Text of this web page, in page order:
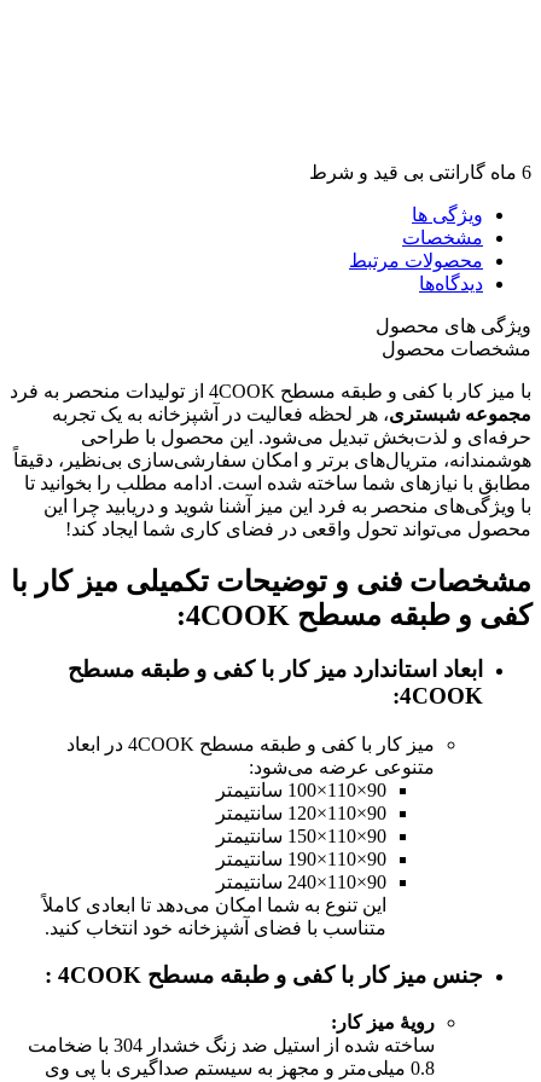
6 ماه گارانتی بی قید و شرط
ویژگی ها
مشخصات
محصولات مرتبط
دیدگاه‌ها
ویژگی های محصول
مشخصات محصول
با میز کار با کفی و طبقه مسطح 4COOK از تولیدات منحصر به فرد
مجموعه شبستری، هر لحظه فعالیت در آشپزخانه به یک تجربه
حرفه‌ای و لذت‌بخش تبدیل می‌شود. این محصول با طراحی
هوشمندانه، متریال‌های برتر و امکان سفارشی‌سازی بی‌نظیر، دقیقاً
مطابق با نیازهای شما ساخته شده است. ادامه مطلب را بخوانید تا
با ویژگی‌های منحصر به فرد این میز آشنا شوید و دریابید چرا این
محصول می‌تواند تحول واقعی در فضای کاری شما ایجاد کند!
مشخصات فنی و توضیحات تکمیلی میز کار با
کفی و طبقه مسطح 4COOK
:
ابعاد استاندارد میز کار با کفی و طبقه مسطح
4COOK
:
میز کار با کفی و طبقه مسطح 4COOK در ابعاد
متنوعی عرضه می‌شود:
90×110×100 سانتیمتر
90×110×120 سانتیمتر
90×110×150 سانتیمتر
90×110×190 سانتیمتر
90×110×240 سانتیمتر
این تنوع به شما امکان می‌دهد تا ابعادی کاملاً
متناسب با فضای آشپزخانه خود انتخاب کنید.
جنس میز کار با کفی و طبقه مسطح 4COOK :
رویۀ میز کار :
ساخته شده از استیل ضد زنگ خشدار 304 با ضخامت
0.8 میلی‌متر و مجهز به سیستم صداگیری با پی وی